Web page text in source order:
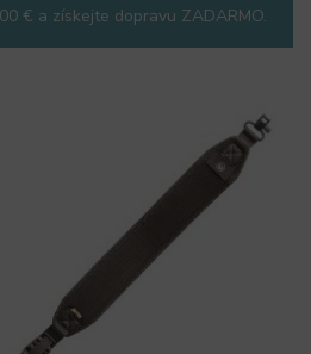
€ a získejte dopravu ZADARMO.